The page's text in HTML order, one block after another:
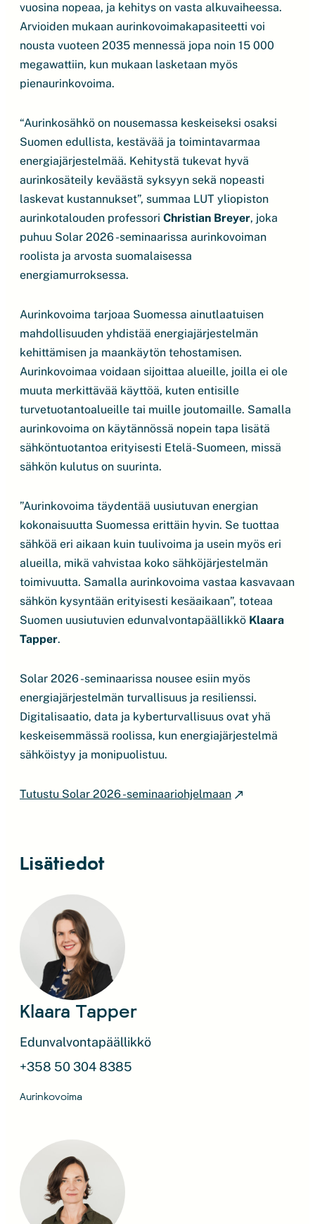
vuosina nopeaa, ja kehitys on vasta alkuvaiheessa.
Arvioiden mukaan aurinkovoimakapasiteetti voi
nousta vuoteen 2035 mennessä jopa noin 15 000
megawattiin, kun mukaan lasketaan myös
pienaurinkovoima.
“Aurinkosähkö on nousemassa keskeiseksi osaksi
Suomen edullista, kestävää ja toimintavarmaa
energiajärjestelmää. Kehitystä tukevat hyvä
aurinkosäteily keväästä syksyyn sekä nopeasti
laskevat kustannukset”, summaa LUT yliopiston
aurinkotalouden professori Christian Breyer, joka
puhuu Solar 2026 -seminaarissa aurinkovoiman
roolista ja arvosta suomalaisessa
energiamurroksessa.
Aurinkovoima tarjoaa Suomessa ainutlaatuisen
mahdollisuuden yhdistää energiajärjestelmän
kehittämisen ja maankäytön tehostamisen.
Aurinkovoimaa voidaan sijoittaa alueille, joilla ei ole
muuta merkittävää käyttöä, kuten entisille
turvetuotantoalueille tai muille joutomaille. Samalla
aurinkovoima on käytännössä nopein tapa lisätä
sähköntuotantoa erityisesti Etelä-Suomeen, missä
sähkön kulutus on suurinta.
”Aurinkovoima täydentää uusiutuvan energian
kokonaisuutta Suomessa erittäin hyvin. Se tuottaa
sähköä eri aikaan kuin tuulivoima ja usein myös eri
alueilla, mikä vahvistaa koko sähköjärjestelmän
toimivuutta. Samalla aurinkovoima vastaa kasvavaan
sähkön kysyntään erityisesti kesäaikaan”, toteaa
Suomen uusiutuvien edunvalvontapäällikkö Klaara
Tapper.
Solar 2026 -seminaarissa nousee esiin myös
energiajärjestelmän turvallisuus ja resilienssi.
Digitalisaatio, data ja kyberturvallisuus ovat yhä
keskeisemmässä roolissa, kun energiajärjestelmä
sähköistyy ja monipuolistuu.
Tutustu Solar 2026 -seminaariohjelmaan
Lisätiedot
Klaara Tapper
Edunvalvontapäällikkö
+358 50 304 8385
Aurinkovoima